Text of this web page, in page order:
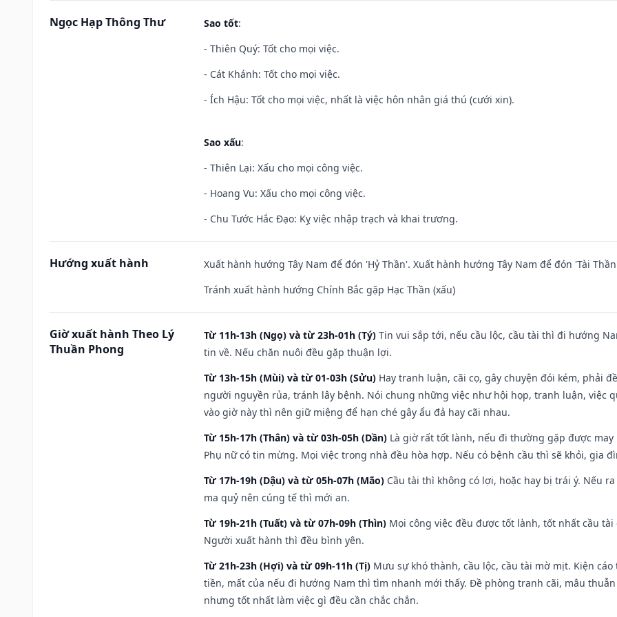
Ngọc Hạp Thông Thư Sao tốt:
- Thiên Quý: Tốt cho mọi việc.
- Cát Khánh: Tốt cho mọi việc.
- Ích Hậu: Tốt cho mọi việc, nhất là việc hôn nhân giá thú (cưới xin).
Sao xấu:
- Thiên Lại: Xấu cho mọi công việc.
- Hoang Vu: Xấu cho mọi công việc.
- Chu Tước Hắc Đạo: Kỵ việc nhập trạch và khai trương.
Hướng xuất hành
Xuất hành hướng Tây Nam để đón 'Hỷ Thần'. Xuất hành hướng Tây Nam để đón 'Tài
Tránh xuất hành hướng Chính Bắc gặp Hạc Thần (xấu)
Giờ xuất hành Theo Lý
Thuần Phong
Từ 11h-13h (Ngọ) và từ 23h-01h (Tý) Tin vui sắp tới, nếu cầu lộc, cầu tài thì đi hướng
tin về. Nếu chăn nuôi đều gặp thuận lợi.
Từ 13h-15h (Mùi) và từ 01-03h (Sửu) Hay tranh luận, cãi cọ, gây chuyện đói kém, phải
người nguyền rủa, tránh lây bệnh. Nói chung những việc như hội họp, tranh luận, việc
vào giờ này thì nên giữ miệng để hạn ché gây ẩu đả hay cãi nhau.
Từ 15h-17h (Thân) và từ 03h-05h (Dần) Là giờ rất tốt lành, nếu đi thường gặp được
Phụ nữ có tin mừng. Mọi việc trong nhà đều hòa hợp. Nếu có bệnh cầu thì sẽ khỏi, gia
Từ 17h-19h (Dậu) và từ 05h-07h (Mão) Cầu tài thì không có lợi, hoặc hay bị trái ý. Nếu
ma quỷ nên cúng tế thì mới an.
Từ 19h-21h (Tuất) và từ 07h-09h (Thìn) Mọi công việc đều được tốt lành, tốt nhất cầu
Người xuất hành thì đều bình yên.
Từ 21h-23h (Hợi) và từ 09h-11h (Tị) Mưu sự khó thành, cầu lộc, cầu tài mờ mịt. Kiện
tiền, mất của nếu đi hướng Nam thì tìm nhanh mới thấy. Đề phòng tranh cãi, mâu
nhưng tốt nhất làm việc gì đều cần chắc chắn.